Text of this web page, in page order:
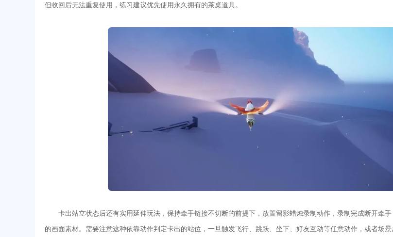
但收回后无法重复使用，练习建议优先使用永久拥有的茶桌道具。
卡出站立状态后还有实用延伸玩法，保持牵手链接不切断的前提下，放置留影蜡烛录制动作，录制完成断开牵
的画面素材。需要注意这种依靠动作判定卡出的站位，一旦触发飞行、跳跃、坐下、好友互动等任意动作，或者场